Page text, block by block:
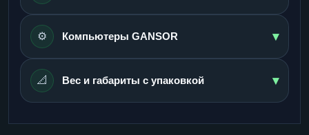
⚙️ Компьютеры GANSOR ▾
📐 Вес и габариты с упаковкой ▾